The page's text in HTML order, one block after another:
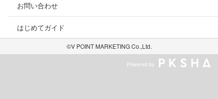
お問い合わせ
はじめてガイド
©V POINT MARKETING Co.,Ltd.
Powered by